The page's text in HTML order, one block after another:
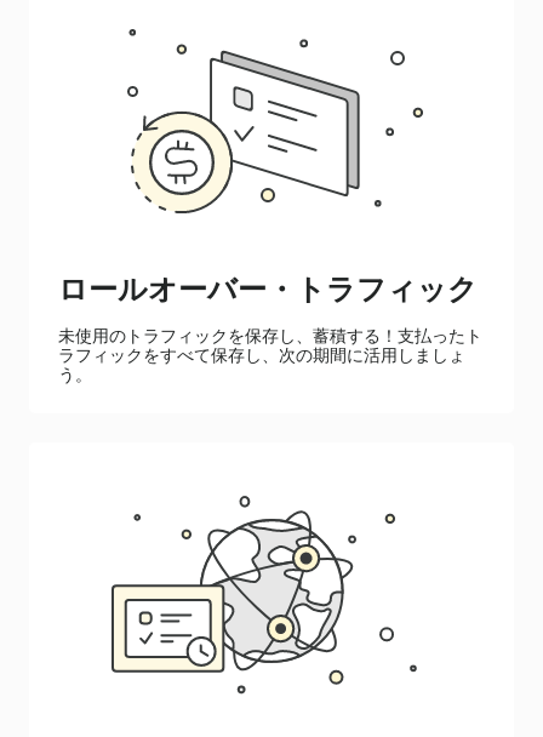
ロールオーバー・トラフィック
未使用のトラフィックを保存し、蓄積する！支払ったト
ラフィックをすべて保存し、次の期間に活用しましょ
う。